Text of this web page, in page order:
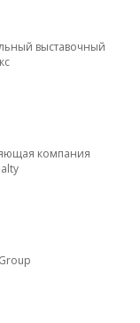
выставочный
компания